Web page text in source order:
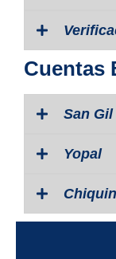
Cuentas
San Gil
Yopal